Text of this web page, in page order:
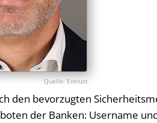
Entrust
den bevorzugten
der Banken: Username